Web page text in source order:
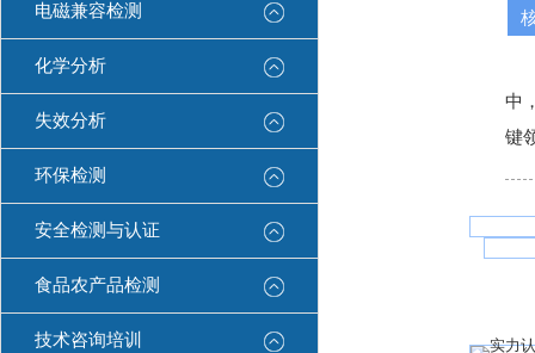
电磁兼容检测
化学分析
失效分析
环保检测
安全检测与认证
食品农产品检测
技术咨询培训
中
键